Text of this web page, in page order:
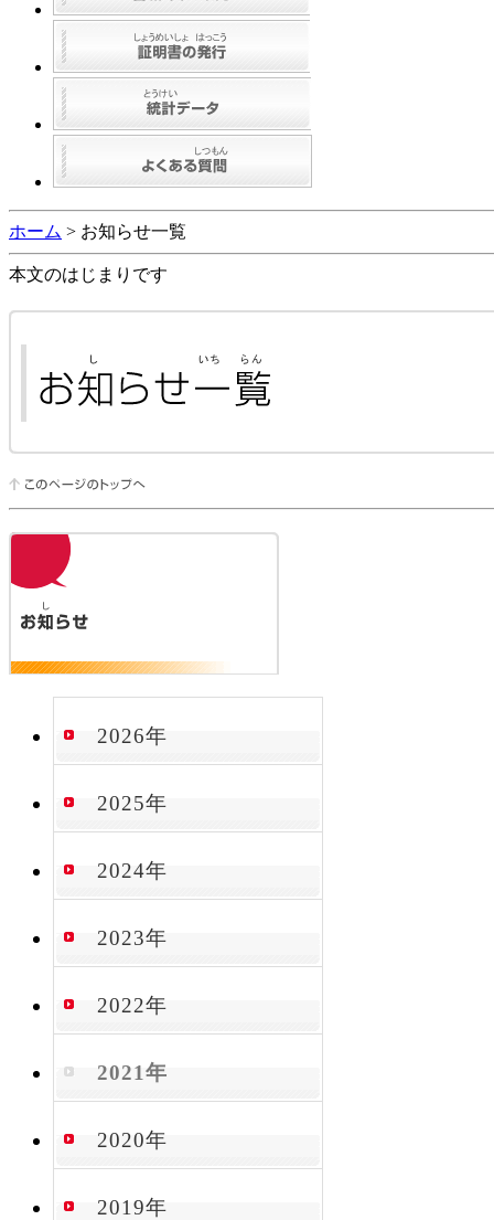
ホーム > お知らせ一覧
本文のはじまりです
2026年
2025年
2024年
2023年
2022年
2021年
2020年
2019年